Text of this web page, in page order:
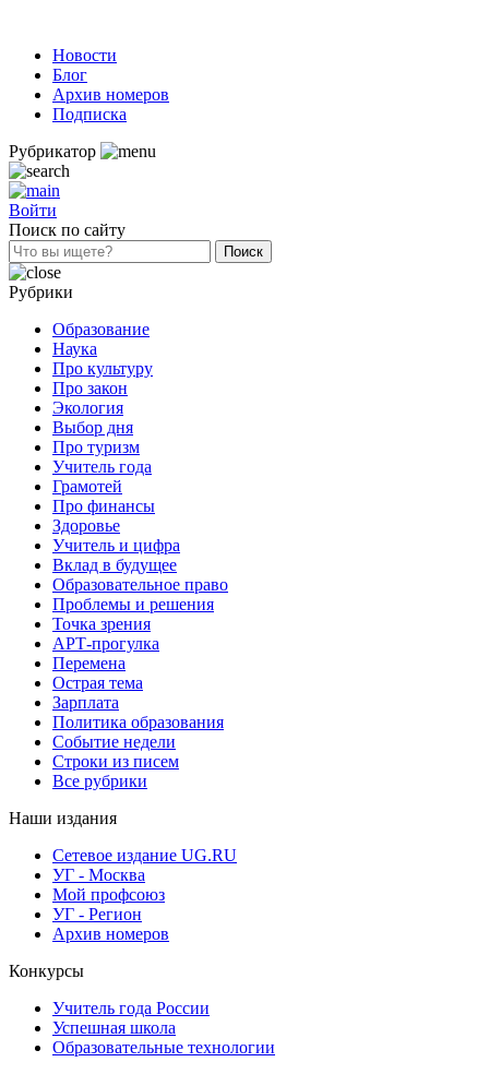
Новости
Блог
Архив номеров
Подписка
Рубрикатор
Войти
Поиск по сайту
Рубрики
Образование
Наука
Про культуру
Про закон
Экология
Выбор дня
Про туризм
Учитель года
Грамотей
Про финансы
Здоровье
Учитель и цифра
Вклад в будущее
Образовательное право
Проблемы и решения
Точка зрения
АРТ-прогулка
Перемена
Острая тема
Зарплата
Политика образования
Событие недели
Строки из писем
Все рубрики
Наши издания
Сетевое издание UG.RU
УГ - Москва
Мой профсоюз
УГ - Регион
Архив номеров
Конкурсы
Учитель года России
Успешная школа
Образовательные технологии